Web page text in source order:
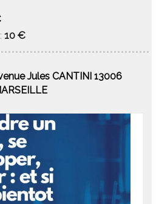
10 €
Jules CANTINI 13006